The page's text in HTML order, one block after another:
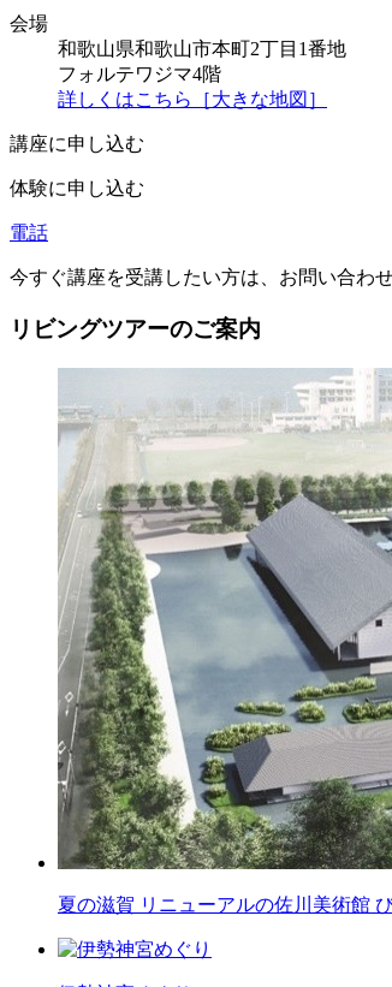
会場
和歌山県和歌山市本町2丁目1番地
フォルテワジマ4階
詳しくはこちら［大きな地図］
講座に申し込む
体験に申し込む
電話
今すぐ講座を受講したい方は、お問い合わせ
リビングツアーのご案内
夏の滋賀 リニューアルの佐川美術館